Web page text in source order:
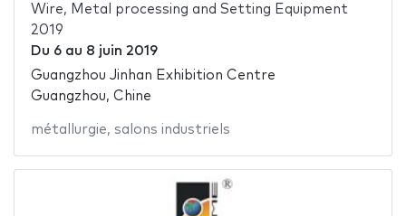
Wire, Metal processing and Setting Equipment
2019
Du 6au 8 juin 2019
Guangzhou Jinhan Exhibition Centre
Guangzhou, Chine
métallurgie, salons industriels